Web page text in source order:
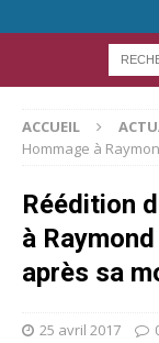
ACCUEIL
Hommage à
Réédition
à
après sa
25 avril 2017